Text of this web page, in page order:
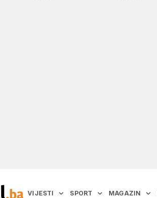
VIJESTI SPORT MAGAZIN